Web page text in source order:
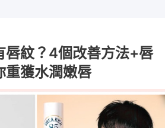
唇紋？4個改善方法+唇
獲水潤嫩唇